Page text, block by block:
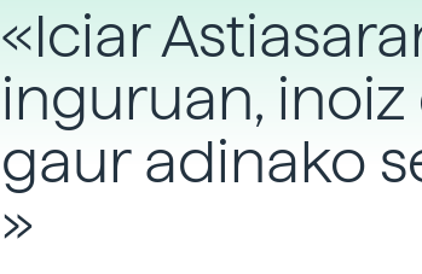
«Iciar
inguruan,
gaur adinako
»